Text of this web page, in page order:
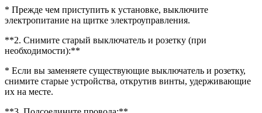
* Прежде чем приступить к установке, выключите
электропитание на щитке электроуправления.
**2. Снимите старый выключатель и розетку (при
необходимости):**
* Если вы заменяете существующие выключатель и розетку,
снимите старые устройства, открутив винты, удерживающие
их на месте.